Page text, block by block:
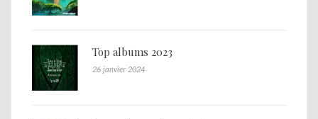
Top albums 2023
26 janvier 2024